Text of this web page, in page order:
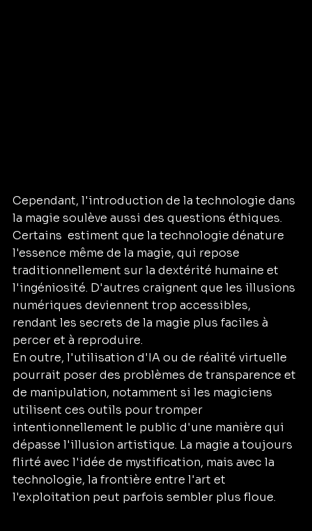
Cependant, l'introduction de la technologie dans
la magie soulève aussi des questions éthiques.
Certains  estiment que la technologie dénature
l'essence même de la magie, qui repose
traditionnellement sur la dextérité humaine et
l'ingéniosité. D'autres craignent que les illusions
numériques deviennent trop accessibles,
rendant les secrets de la magie plus faciles à
percer et à reproduire.
En outre, l'utilisation d'IA ou de réalité virtuelle
pourrait poser des problèmes de transparence et
de manipulation, notamment si les magiciens
utilisent ces outils pour tromper
intentionnellement le public d'une manière qui
dépasse l'illusion artistique. La magie a toujours
flirté avec l'idée de mystification, mais avec la
technologie, la frontière entre l'art et
l'exploitation peut parfois sembler plus floue.